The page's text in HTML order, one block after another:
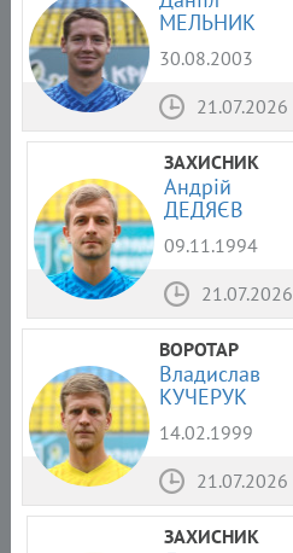
МЕЛЬНИК
30.08.2003
21.07.2026
ЗАХИСНИК
Андрій
ДЕДЯЄВ
09.11.1994
21.07.2026
ВОРОТАР
Владислав
КУЧЕРУК
14.02.1999
21.07.2026
ЗАХИСНИК